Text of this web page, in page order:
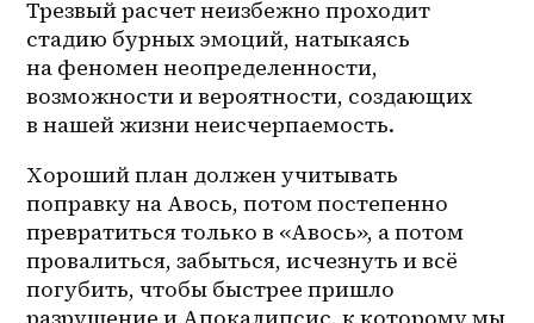
Трезвый расчет неизбежно проходит
стадию бурных эмоций, натыкаясь
на феномен неопределенности,
возможности и вероятности, создающих
в нашей жизни неисчерпаемость.
Хороший план должен учитывать
поправку на Авось, потом постепенно
превратиться только в «Авось», а потом
провалиться, забыться, исчезнуть и всё
погубить, чтобы быстрее пришло